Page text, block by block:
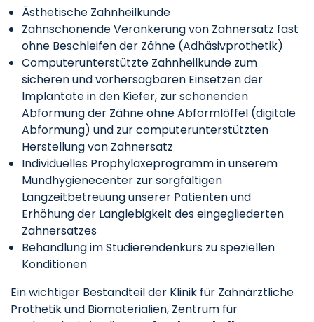
Ästhetische Zahnheilkunde
Zahnschonende Verankerung von Zahnersatz fast
ohne Beschleifen der Zähne (Adhäsivprothetik)
Computerunterstützte Zahnheilkunde zum
sicheren und vorhersagbaren Einsetzen der
Implantate in den Kiefer, zur schonenden
Abformung der Zähne ohne Abformlöffel (digitale
Abformung) und zur computerunterstützten
Herstellung von Zahnersatz
Individuelles Prophylaxeprogramm in unserem
Mundhygienecenter zur sorgfältigen
Langzeitbetreuung unserer Patienten und
Erhöhung der Langlebigkeit des eingegliederten
Zahnersatzes
Behandlung im Studierendenkurs zu speziellen
Konditionen
Ein wichtiger Bestandteil der Klinik für Zahnärztliche
Prothetik und Biomaterialien, Zentrum für